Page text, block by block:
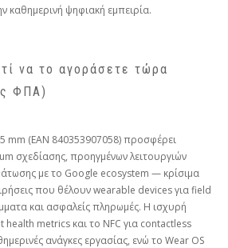
καθημερινή ψηφιακή εμπειρία.
να το αγοράσετε τώρα
ΦΠΑ)
mm (EAN 840353907058) προσφέρει
σχεδίασης, προηγμένων λειτουργιών
με το Google ecosystem — κρίσιμα
που θέλουν wearable devices για field
και ασφαλείς πληρωμές. Η ισχυρή
health metrics και το NFC για contactless
ανάγκες εργασίας, ενώ το Wear OS